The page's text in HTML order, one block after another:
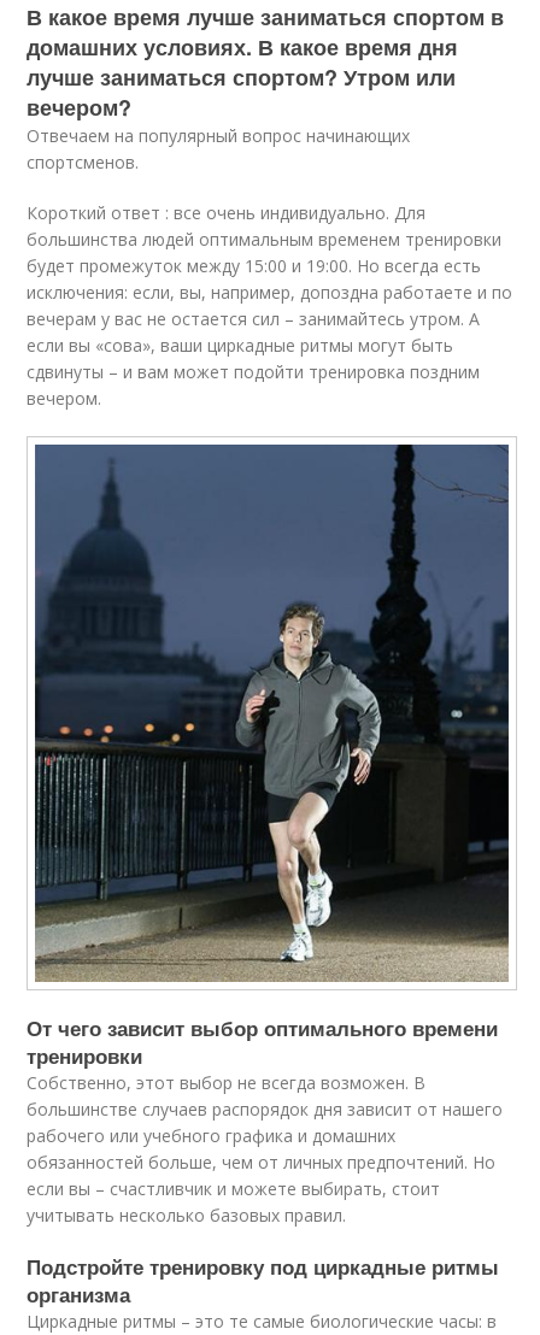
В какое время лучше заниматься спортом в
домашних условиях. В какое время дня
лучше заниматься спортом? Утром или
вечером?
Отвечаем на популярный вопрос начинающих
спортсменов.
Короткий ответ : все очень индивидуально. Для
большинства людей оптимальным временем тренировки
будет промежуток между 15:00 и 19:00. Но всегда есть
исключения: если, вы, например, допоздна работаете и по
вечерам у вас не остается сил – занимайтесь утром. А
если вы «сова», ваши циркадные ритмы могут быть
сдвинуты – и вам может подойти тренировка поздним
вечером.
От чего зависит выбор оптимального времени
тренировки
Собственно, этот выбор не всегда возможен. В
большинстве случаев распорядок дня зависит от нашего
рабочего или учебного графика и домашних
обязанностей больше, чем от личных предпочтений. Но
если вы – счастливчик и можете выбирать, стоит
учитывать несколько базовых правил.
Подстройте тренировку под циркадные ритмы
организма
Циркадные ритмы – это те самые биологические часы: в